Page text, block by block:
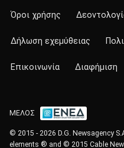
Όροι χρήσης
Δήλωση εχεμύθειας
Επικοινωνία Διαφήμιση
ΜΕΛΟΣ
© 2015 - 2026 D.G. Newsagency
elements ® and © 2015 Cable